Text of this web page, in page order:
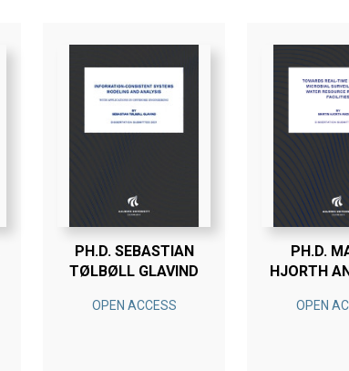
PH.D. SEBASTIAN
TØLBØLL GLAVIND
OPEN ACCESS
PH.D.
HJORTH
OPEN